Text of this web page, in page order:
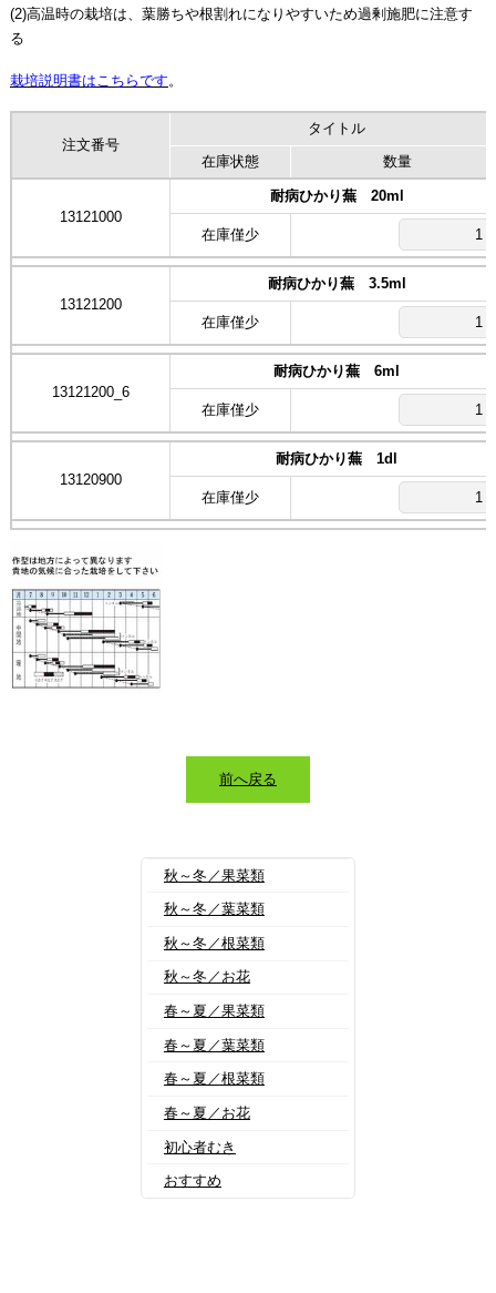
(2)高温時の栽培は、葉勝ちや根割れになりやすいため過剰施肥に注意す
る
栽培説明書はこちらです。
注文番号
タイトル
在庫状態
数量
13121000
耐病ひかり蕪 20ml
在庫僅少
13121200
耐病ひかり蕪 3.5ml
在庫僅少
13121200_6
耐病ひかり蕪 6ml
在庫僅少
13120900
耐病ひかり蕪 1dl
在庫僅少
前へ戻る
秋～冬／果菜類
秋～冬／葉菜類
秋～冬／根菜類
秋～冬／お花
春～夏／果菜類
春～夏／葉菜類
春～夏／根菜類
春～夏／お花
初心者むき
おすすめ